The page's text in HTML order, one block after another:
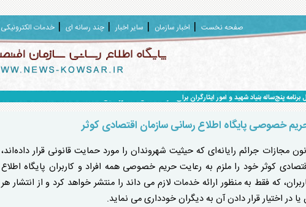
صفحه نخست اخبار سازمان سایر اخبار چند رسانه ای خدمات الکترونیکی
بنیاد شهید و امور ایثارگران برای حرکت تا افق ۱۴۱۰، رونمایی شد.
حریم خصوصی پایگاه اطلاع رسانی سازمان اقتصادی کوثر
مواد ۱۲، ۱۶ و ۱۷ قانون مجازات جرائم رایانه‌ای که حیثیت شهروندان را مورد حمایت قانونی قرار داده‌اند،
کوثر خود را ملزم به رعایت حریم خصوصی همه افراد و کاربران پایگاه اطلاع
که فقط به منظور ارائه خدمات لازم می داند را منتشر خواهد کرد و از انتشار هر
در اختیار قرار دادن آن به دیگران خودداری می نماید.